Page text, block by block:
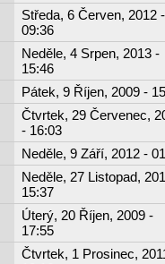
Středa, 6 Červen, 2012 -
09:36
Neděle, 4 Srpen, 2013 -
15:46
Pátek, 9 Říjen, 2009 -
Čtvrtek, 29 Červenec,
- 16:03
Neděle, 9 Září, 2012 -
Neděle, 27 Listopad,
15:37
Úterý, 20 Říjen, 2009 -
17:55
Čtvrtek, 1 Prosinec,